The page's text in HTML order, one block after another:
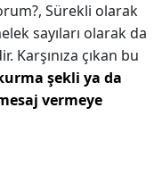
Sürekli olarak
sayıları olarak da
Karşınıza çıkan bu
şekli ya da
vermeye